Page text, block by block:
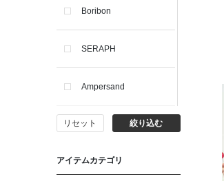
Boribon
SERAPH
Ampersand
BIT'Z
toitoitoi
リセット 絞り込む
アイテムカテゴリ